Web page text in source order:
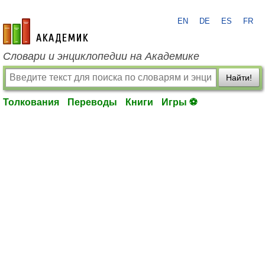
academic.ru
EN DE ES FR
Словари и энциклопедии на Академике
Найти!
Толкования Переводы Книги Игры ⚽